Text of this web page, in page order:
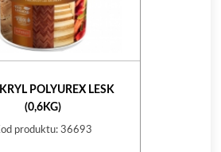
POLYUREX LESK
(0,6KG)
produktu: 36693